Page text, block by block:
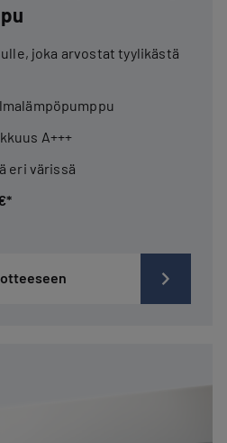
joka arvostat tyylikästä
A+++
eri värissä